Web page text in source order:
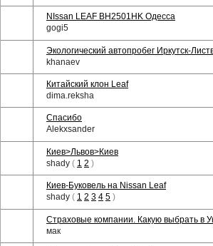
NIssan LEAF BH2501HK Одесса
gogi5
Экологический автопробег Иркутск-
khanaev
Китайский клон Leaf
dima.reksha
Спасибо
Alekxsander
Киев>Львов>Киев
shady ( 1 2 )
Киев-Буковель на Nissan Leaf
shady ( 1 2 3 4 5 )
Страховые компании. Какую выбрать в
мак